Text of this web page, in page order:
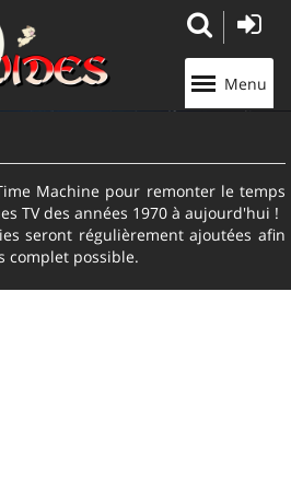
Menu
Machine pour remonter le temps
TV des années 1970 à aujourd'hui !
seront régulièrement ajoutées afin
complet possible.